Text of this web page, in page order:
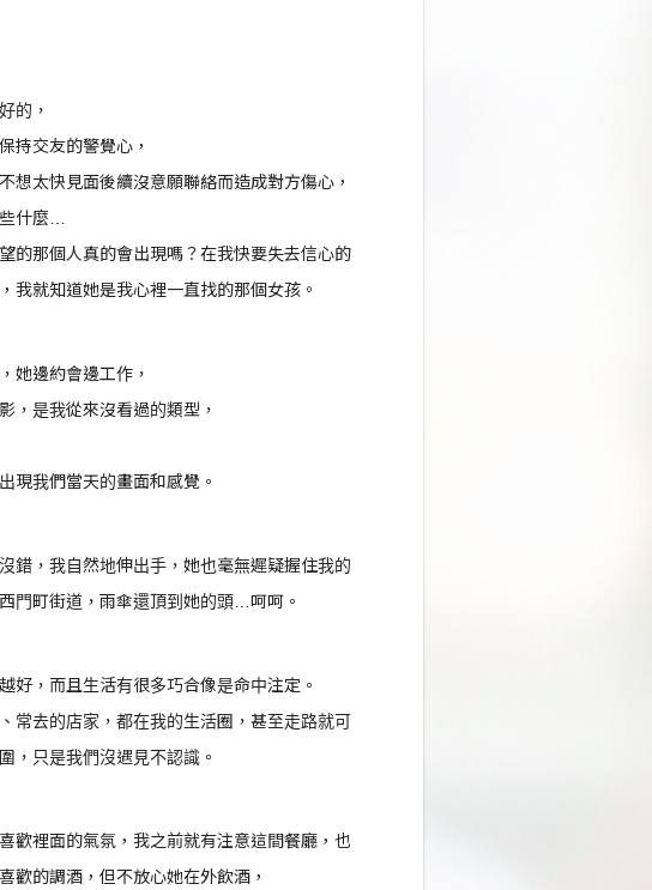
的，
持交友的警覺心，
想太快見面後續沒意願聯絡而造成對方傷心，
什麼…
的那個人真的會出現嗎？在我快要失去信心的
我就知道她是我心裡一直找的那個女孩。
她邊約會邊工作，
，是我從來沒看過的類型，
現我們當天的畫面和感覺。
錯，我自然地伸出手，她也毫無遲疑握住我的
門町街道，雨傘還頂到她的頭…呵呵。
好，而且生活有很多巧合像是命中注定。
常去的店家，都在我的生活圈，甚至走路就可
，只是我們沒遇見不認識。
歡裡面的氣氛，我之前就有注意這間餐廳，也
歡的調酒，但不放心她在外飲酒，